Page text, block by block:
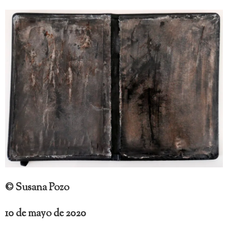
© Susana Pozo
10 de mayo de 2020